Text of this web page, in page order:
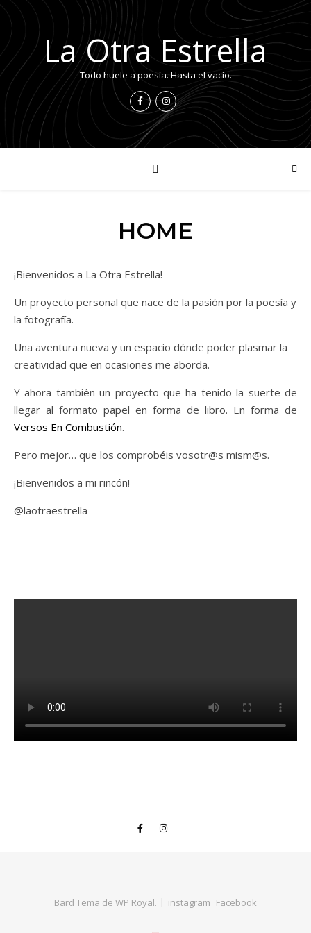
La Otra Estrella
Todo huele a poesía. Hasta el vacío.
HOME
¡Bienvenidos a La Otra Estrella!
Un proyecto personal que nace de la pasión por la poesía y
la fotografía.
Una aventura nueva y un espacio dónde poder plasmar la
creatividad que en ocasiones me aborda.
Y ahora también un proyecto que ha tenido la suerte de
llegar al formato papel en forma de libro. En forma de
Versos En Combustión.
Pero mejor… que los comprobéis vosotr@s mism@s.
¡Bienvenidos a mi rincón!
@laotraestrella
Bard Tema de WP Royal. instagram Facebook